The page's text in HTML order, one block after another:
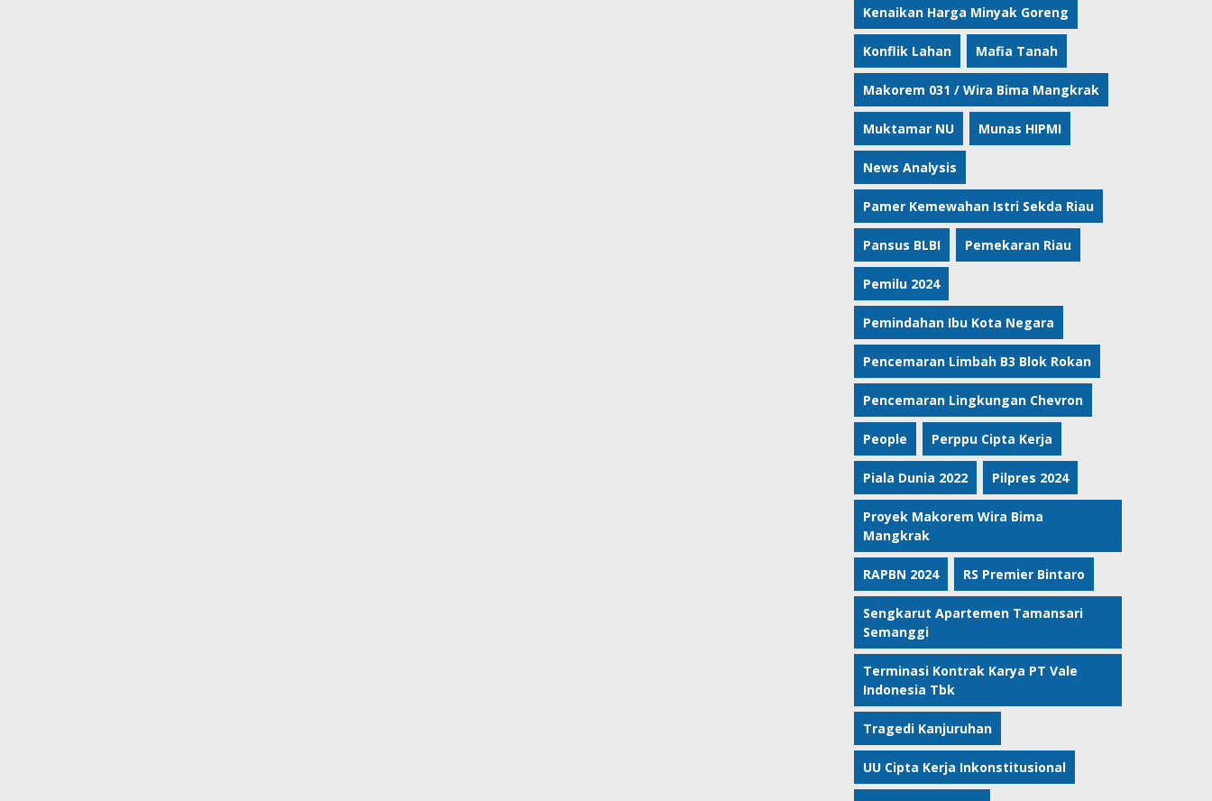
Kenaikan Harga Minyak Goreng
Konflik Lahan Mafia Tanah
Makorem 031 / Wira Bima Mangkrak
Muktamar NU Munas HIPMI
News Analysis
Pamer Kemewahan Istri Sekda Riau
Pansus BLBI Pemekaran Riau
Pemilu 2024
Pemindahan Ibu Kota Negara
Pencemaran Limbah B3 Blok Rokan
Pencemaran Lingkungan Chevron
People Perppu Cipta Kerja
Piala Dunia 2022 Pilpres 2024
Proyek Makorem Wira Bima
Mangkrak
RAPBN 2024 RS Premier Bintaro
Sengkarut Apartemen Tamansari
Semanggi
Terminasi Kontrak Karya PT Vale
Indonesia Tbk
Tragedi Kanjuruhan
UU Cipta Kerja Inkonstitusional